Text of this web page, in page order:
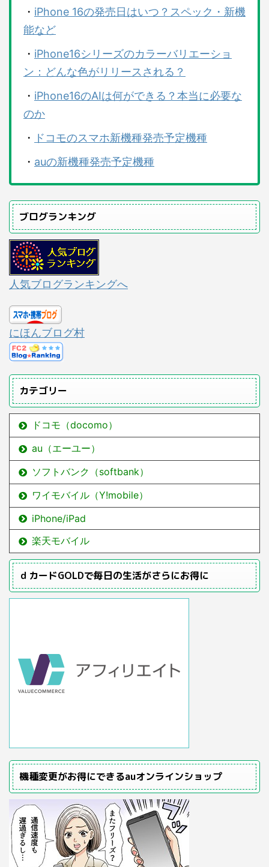
・ iPhone 16の発売日はいつ？スペック・新機
能など
・ iPhone16シリーズのカラーバリエーショ
ン：どんな色がリリースされる？
・ iPhone16のAIは何ができる？本当に必要な
のか
・
ドコモのスマホ新機種発売予定機種
・ auの新機種発売予定機種
ブログランキング
人気ブログランキングへ
にほんブログ村
カテゴリー
ドコモ（docomo）
au（エーユー）
ソフトバンク（softbank）
ワイモバイル（Y!mobile）
iPhone/iPad
楽天モバイル
ｄカードGOLDで毎日の生活がさらにお得に
機種変更がお得にできるauオンラインショップ